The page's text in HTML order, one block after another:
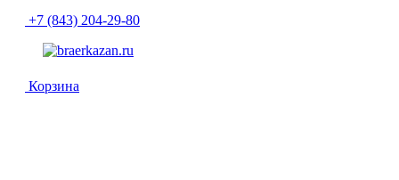
+7 (843) 204-29-80
Корзина